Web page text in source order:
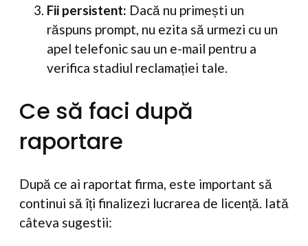
Fii persistent: Dacă nu primești un
răspuns prompt, nu ezita să urmezi cu un
apel telefonic sau un e-mail pentru a
verifica stadiul reclamației tale.
Ce să faci după
raportare
După ce ai raportat firma, este important să
continui să îți finalizezi lucrarea de licență. Iată
câteva sugestii: